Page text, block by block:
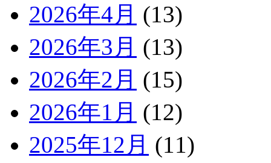
2026年4月 (13)
2026年3月 (13)
2026年2月 (15)
2026年1月 (12)
2025年12月 (11)